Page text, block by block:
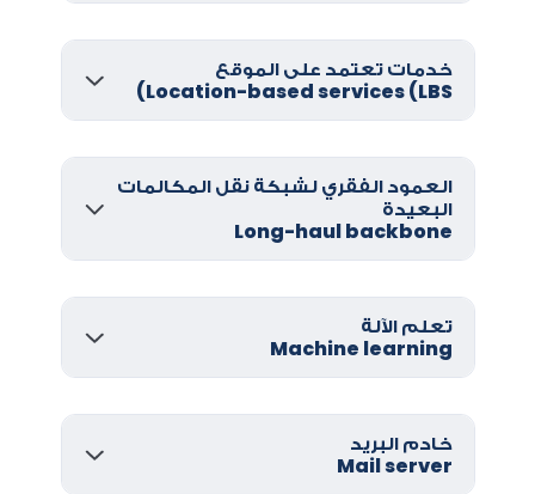
خدمات تعتمد على الموقع
Location-based services (LBS)
العمود الفقري لشبكة نقل المكالمات
البعيدة
Long-haul backbone
تعلم الآلة
Machine learning
خادم البريد
Mail server